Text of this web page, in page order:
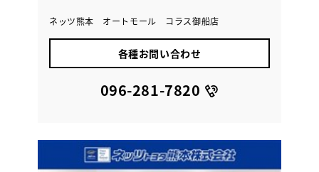
ネッツ熊本 オートモール コラス御船店
各種お問い合わせ
096-281-7820